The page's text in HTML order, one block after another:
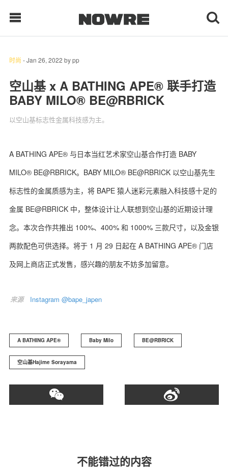
现客视点
时 尚
球 鞋
生 活
时尚 -Jan 26, 2022 bypp
空山基 x A BATHING APE® 联手打造
BABY MILO® BE@RBRICK
以空山基标志性金属科技感为主。
A BATHING APE® 与日本当红艺术家空山基合作打造 BABY
MILO® BE@RBRICK。BABY MILO® BE@RBRICK 以空山基先生
标志性的金属质感为主，将 BAPE 猿人迷彩元素融入科技感十足的
金属 BE@RBRICK 中，整体设计让人联想到空山基的近期设计理
念。本次合作共推出 100%、400% 和 1000% 三款尺寸，以及金银
两款配色可供选择。将于 1 月 29 日起在 A BATHING APE® 门店
及网上商店正式发售，感兴趣的朋友不妨多加留意。
来源 Instagram @bape_japen
A BATHING APE®️ Baby Milo BE@RBRICK
空山基Hajime Sorayama
不能错过的内容